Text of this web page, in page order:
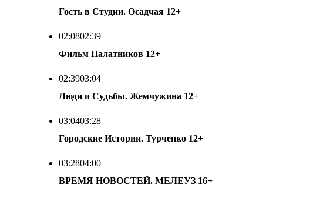
Гость в Студии. Осадчая 12+
02:0802:39
Фильм Палатников 12+
02:3903:04
Люди и Судьбы. Жемчужина 12+
03:0403:28
Городские Истории. Турченко 12+
03:2804:00
ВРЕМЯ НОВОСТЕЙ. МЕЛЕУЗ 16+